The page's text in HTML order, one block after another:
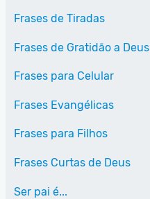
Frases de Tiradas
Frases de Gratidão a Deus
Frases para Celular
Frases Evangélicas
Frases para Filhos
Frases Curtas de Deus
Ser pai é...